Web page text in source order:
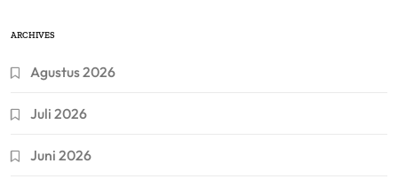
ARCHIVES
Agustus 2026
Juli 2026
Juni 2026